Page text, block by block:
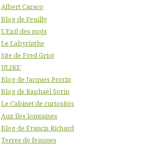
Albert Caraco
Blog de Feuilly
L'Exil des mots
Le Labyrinthe
Site de Fred Griot
ULIKE
Blog de Jacques Perrin
Blog de Raphaël Sorin
Le Cabinet de curiosités
Aux îles lointaines
Blog de Francis Richard
Terres de femmes